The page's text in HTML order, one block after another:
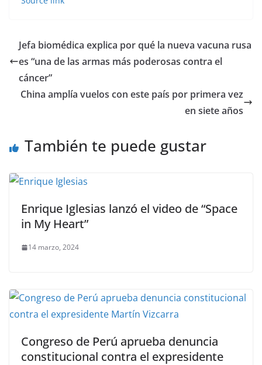
Jefa biomédica explica por qué la nueva vacuna rusa
es “una de las armas más poderosas contra el
cáncer”
China amplía vuelos con este país por primera vez
en siete años
También te puede gustar
Enrique Iglesias lanzó el video de “Space
in My Heart”
14 marzo, 2024
Congreso de Perú aprueba denuncia
constitucional contra el expresidente